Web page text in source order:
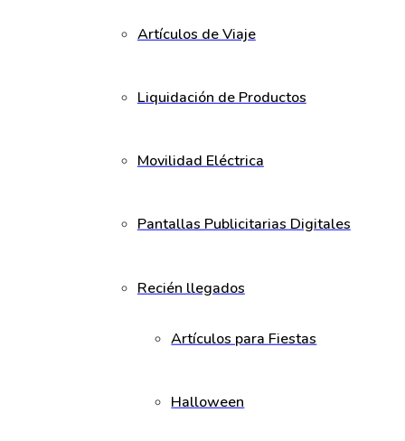
Artículos de Viaje
Liquidación de Productos
Movilidad Eléctrica
Pantallas Publicitarias Digitales
Recién llegados
Artículos para Fiestas
Halloween